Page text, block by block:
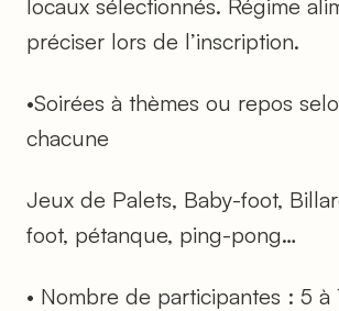
locaux sélectionnés. Régime
préciser lors de l’inscription.
•Soirées à thèmes ou repos
chacune
Jeux de Palets, Baby-foot,
foot, pétanque, ping-pong…
• Nombre de participantes : 5 à